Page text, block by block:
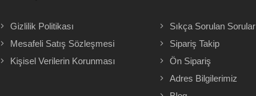
Gizlilik Politikası
Mesafeli Satış Sözleşmesi
Kişisel Verilerin Korunması
Sıkça Sorulan Sorular
Sipariş Takip
Ön Sipariş
Adres Bilgilerimiz